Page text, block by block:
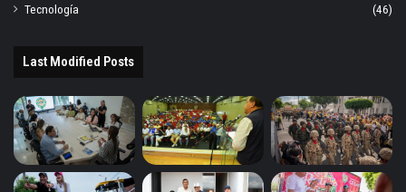
Tecnología
(46)
Last Modified Posts